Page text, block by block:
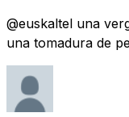
@euskaltel una
una tomadura de